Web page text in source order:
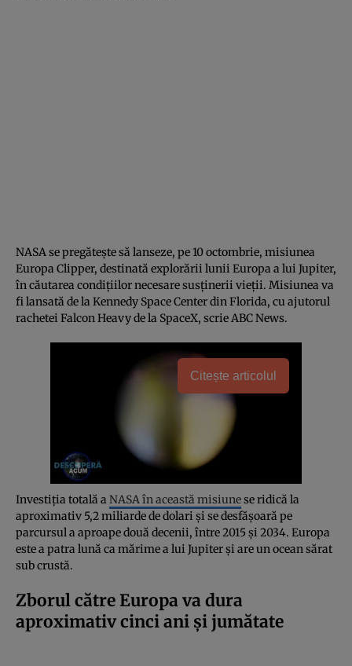
NASA se pregătește să lanseze, pe 10 octombrie, misiunea
Europa Clipper, destinată explorării lunii Europa a lui Jupiter,
în căutarea condițiilor necesare susținerii vieții. Misiunea va
fi lansată de la Kennedy Space Center din Florida, cu ajutorul
rachetei Falcon Heavy de la SpaceX, scrie ABC News.
Citește articolul
Investiția totală a NASA în această misiunese ridică la
aproximativ 5,2 miliarde de dolari și se desfășoară pe
parcursul a aproape două decenii, între 2015 și 2034. Europa
este a patra lună ca mărime a lui Jupiter și are un ocean sărat
sub crustă.
Zborul către Europa va dura
aproximativ cinci ani și jumătate